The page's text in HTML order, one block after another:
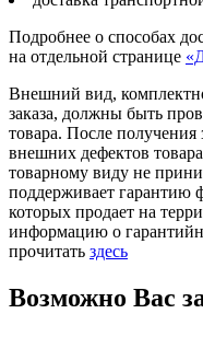
Подробнее о способах
на отдельной странице
Внешний вид,
заказа, должны быть
товара. После получения
внешних дефектов
товарному виду не
поддерживает гарантию
которых продает на
информацию о
прочитать здесь
Возможно Вас